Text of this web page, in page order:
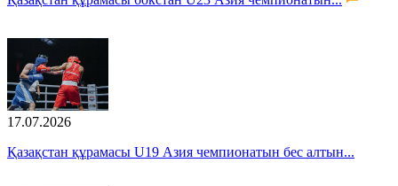
17.07.2026
Қазақстан құрамасы U19 Азия чемпионатын бес алтын...